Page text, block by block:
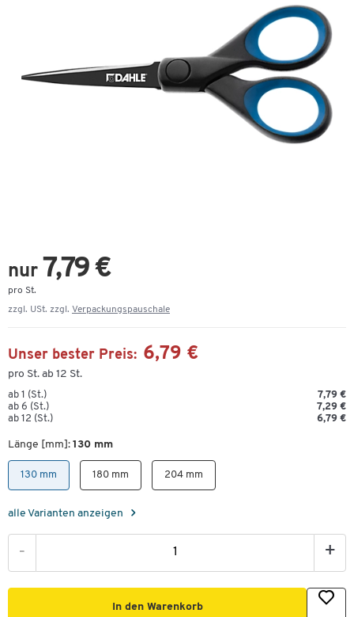
nur 7,79 €
pro St.
zzgl. USt. zzgl. Verpackungspauschale
Unser bester Preis: 6,79 €
pro St. ab 12 St.
ab 1 (St.)
7,79 €
ab 6 (St.)
7,29 €
ab 12 (St.)
6,79 €
Länge [mm]: 130 mm
130 mm 180 mm 204 mm
alle Varianten anzeigen
- +
In den Warenkorb